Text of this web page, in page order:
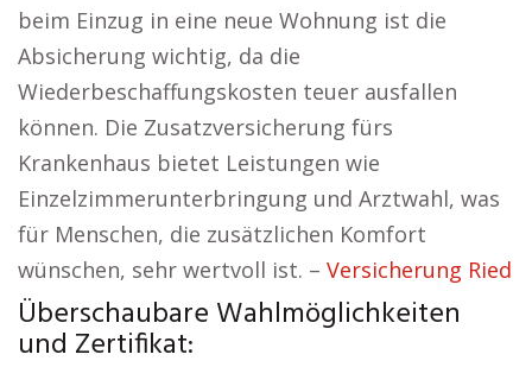
beim Einzug in eine neue Wohnung ist die
Absicherung wichtig, da die
Wiederbeschaffungskosten teuer ausfallen
können. Die Zusatzversicherung fürs
Krankenhaus bietet Leistungen wie
Einzelzimmerunterbringung und Arztwahl, was
für Menschen, die zusätzlichen Komfort
wünschen, sehr wertvoll ist. – Versicherung Ried
Überschaubare Wahlmöglichkeiten
und Zertifikat: